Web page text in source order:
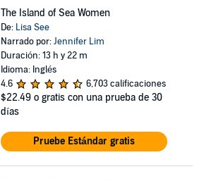
The Island of Sea Women
De: Lisa See
Narrado por:Jennifer Lim
Duración: 13 h y 22 m
Idioma: Inglés
4.6
6,703 calificaciones
$22.49 o gratis con una prueba de 30
días
Pruebe Estándar gratis